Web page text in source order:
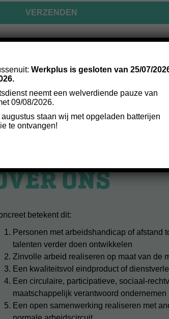
ONS
betekent dit:
Personen met arbeidshandicap of afstand
talenten verder doen ontwikkelen
Zinvolle arbeid realiseren op maat van de
Een kwaliteitsvol eindproduct of
Een circulaire, participatieve, sociaal-
maatschappelijk verantwoord ondernemen
Een open samenwerking realiseren met
Werkplus is gesloten van 25/07/
neemt een welverdiende pauze van
09/08/2026.
staan wij met opgeladen batterijen
te ontvangen!